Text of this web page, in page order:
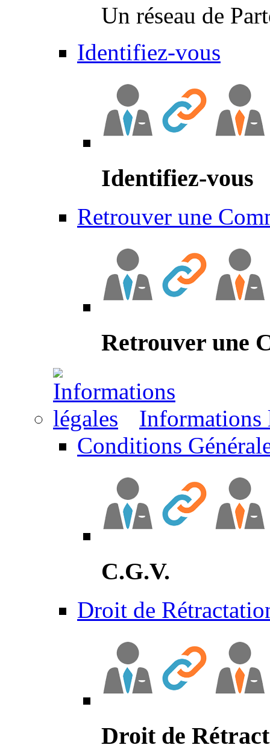
Un réseau de
Identifiez-vous
Identifiez-vous
Retrouver une
Retrouver une
Informations
Conditions
C.G.V.
Droit de
Droit de